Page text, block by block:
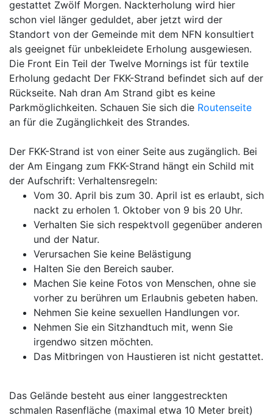
gestattet Zwölf Morgen. Nackterholung wird hier
schon viel länger geduldet, aber jetzt wird der
Standort von der Gemeinde mit dem NFN konsultiert
als geeignet für unbekleidete Erholung ausgewiesen.
Die Front Ein Teil der Twelve Mornings ist für textile
Erholung gedacht Der FKK-Strand befindet sich auf der
Rückseite. Nah dran Am Strand gibt es keine
Parkmöglichkeiten. Schauen Sie sich die Routenseite
an für die Zugänglichkeit des Strandes.
Der FKK-Strand ist von einer Seite aus zugänglich. Bei
der Am Eingang zum FKK-Strand hängt ein Schild mit
der Aufschrift: Verhaltensregeln:
Vom 30. April bis zum 30. April ist es erlaubt, sich
nackt zu erholen 1. Oktober von 9 bis 20 Uhr.
Verhalten Sie sich respektvoll gegenüber anderen
und der Natur.
Verursachen Sie keine Belästigung
Halten Sie den Bereich sauber.
Machen Sie keine Fotos von Menschen, ohne sie
vorher zu berühren um Erlaubnis gebeten haben.
Nehmen Sie keine sexuellen Handlungen vor.
Nehmen Sie ein Sitzhandtuch mit, wenn Sie
irgendwo sitzen möchten.
Das Mitbringen von Haustieren ist nicht gestattet.
Das Gelände besteht aus einer langgestreckten
schmalen Rasenfläche (maximal etwa 10 Meter breit)